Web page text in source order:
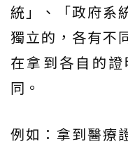
統」、「政府系
獨立的，各有不
在拿到各自的
同。
例如：拿到醫療